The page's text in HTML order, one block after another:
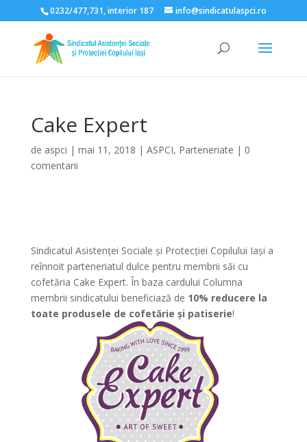
Deschide bara de unelte
0232/477,731, interior 187 info@sindicatulaspci.ro
Cake Expert
de aspci | mai 11, 2018 | ASPCI, Parteneriate | 0
comentarii
Sindicatul Asistenței Sociale și Protecției Copilului Iași a
reînnoit parteneriatul dulce pentru membrii săi cu
cofetăria Cake Expert. În baza cardului Columna
membrii sindicatului beneficiază de 10% reducere la
toate produsele de cofetărie și patiserie!